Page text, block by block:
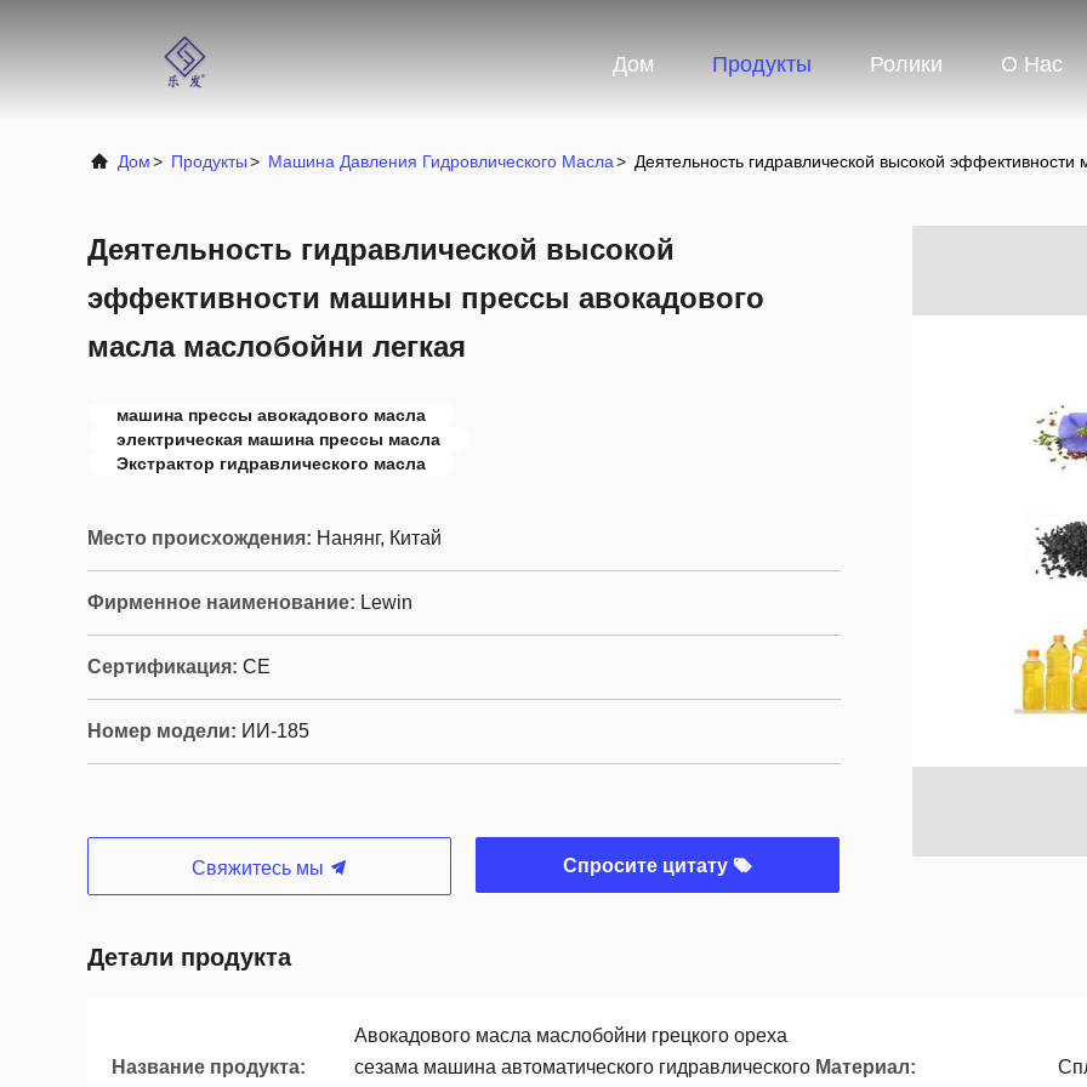
Дом Продукты Ролики О Нас
Дом> Продукты> Машина Давления Гидровлического Масла> Деятельность гидравлической высокой
Деятельность гидравлической высокой
эффективности машины прессы авокадового
масла маслобойни легкая
машина прессы авокадового масла
электрическая машина прессы масла
Экстрактор гидравлического масла
Место происхождения: Нанянг, Китай
Фирменное наименование: Lewin
Сертификация: CE
Номер модели: ИИ-185
Свяжитесь мы Спросите цитату
Детали продукта
Название продукта:
Авокадового масла маслобойни грецкого ореха
сезама машина автоматического гидравлического Материал: